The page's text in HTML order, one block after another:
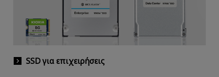
SSD για επιχειρήσεις